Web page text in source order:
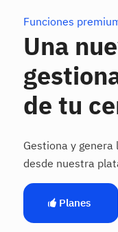
Funciones
Una
de tu
Gestiona y
desde nuestra
Planes